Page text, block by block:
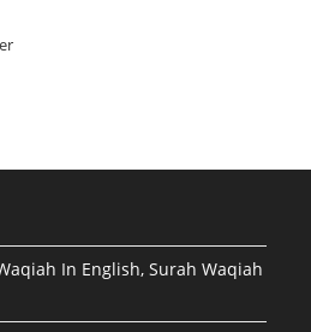
aOpens
tab
In English, Surah Waqiah